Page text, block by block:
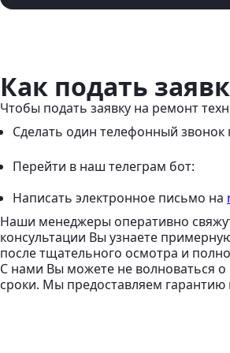
Как подать
Чтобы подать заявку на ремонт
Сделать один телефонный звонок
Перейти в наш телеграм бот:
Написать электронное письмо на
Наши менеджеры оперативно
консультации Вы узнаете
после тщательного осмотра и
С нами Вы можете не волноваться о
сроки. Мы предоставляем гарантию